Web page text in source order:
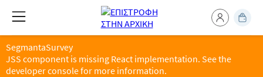
SegmantaSurvey
JSS component is missing React implementation. See the
developer console for more information.